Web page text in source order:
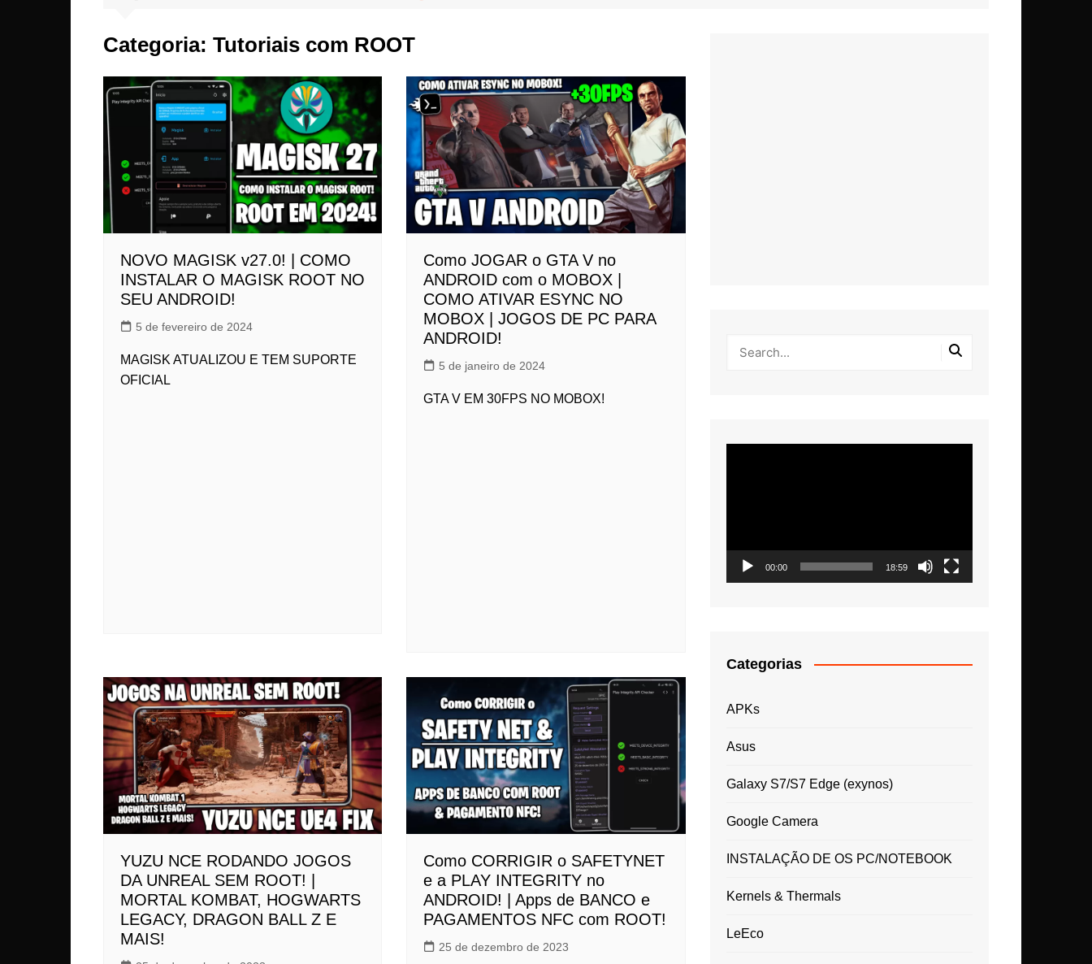
Asus
LeEco
LG
Lenovo
Sony
Realme
Tutoriais para PUBG
Tutoriais para Pocophone F1
Tutoriais para Redmi Note 7
Categoria: Tutoriais com ROOT
NOVO MAGISK v27.0! | COMO
INSTALAR O MAGISK ROOT NO
SEU ANDROID!
5 de fevereiro de 2024
MAGISK ATUALIZOU E TEM SUPORTE
OFICIAL
Como JOGAR o GTA V no
ANDROID com o MOBOX |
COMO ATIVAR ESYNC NO
MOBOX | JOGOS DE PC PARA
ANDROID!
5 de janeiro de 2024
GTA V EM 30FPS NO MOBOX!
YUZU NCE RODANDO JOGOS
DA UNREAL SEM ROOT! |
MORTAL KOMBAT, HOGWARTS
LEGACY, DRAGON BALL Z E
MAIS!
Como CORRIGIR o SAFETYNET
e a PLAY INTEGRITY no
ANDROID! | Apps de BANCO e
PAGAMENTOS NFC com ROOT!
25 de dezembro de 2023
00:00 18:59
Categorias
APKs
Asus
Galaxy S7/S7 Edge (exynos)
Google Camera
INSTALAÇÃO DE OS PC/NOTEBOOK
Kernels & Thermals
LeEco